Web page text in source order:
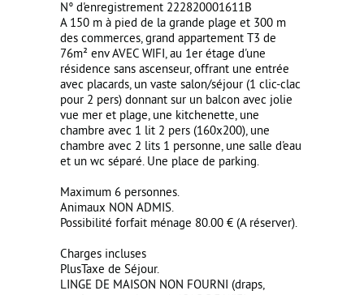
N° d'enregistrement 222820001611B
A 150 m à pied de la grande plage et 300 m
des commerces, grand appartement T3 de
76m² env AVEC WIFI, au 1er étage d'une
résidence sans ascenseur, offrant une entrée
avec placards, un vaste salon/séjour (1 clic-clac
pour 2 pers) donnant sur un balcon avec jolie
vue mer et plage, une kitchenette, une
chambre avec 1 lit 2 pers (160x200), une
chambre avec 2 lits 1 personne, une salle d'eau
et un wc séparé. Une place de parking.
Maximum 6 personnes.
Animaux NON ADMIS.
Possibilité forfait ménage 80.00 € (A réserver).
Charges incluses
PlusTaxe de Séjour.
LINGE DE MAISON NON FOURNI (draps,